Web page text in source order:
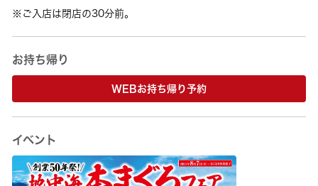
※ご入店は閉店の30分前。
お持ち帰り
WEBお持ち帰り予約
イベント